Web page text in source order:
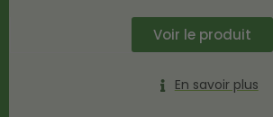
Voir le produit
En savoir plus